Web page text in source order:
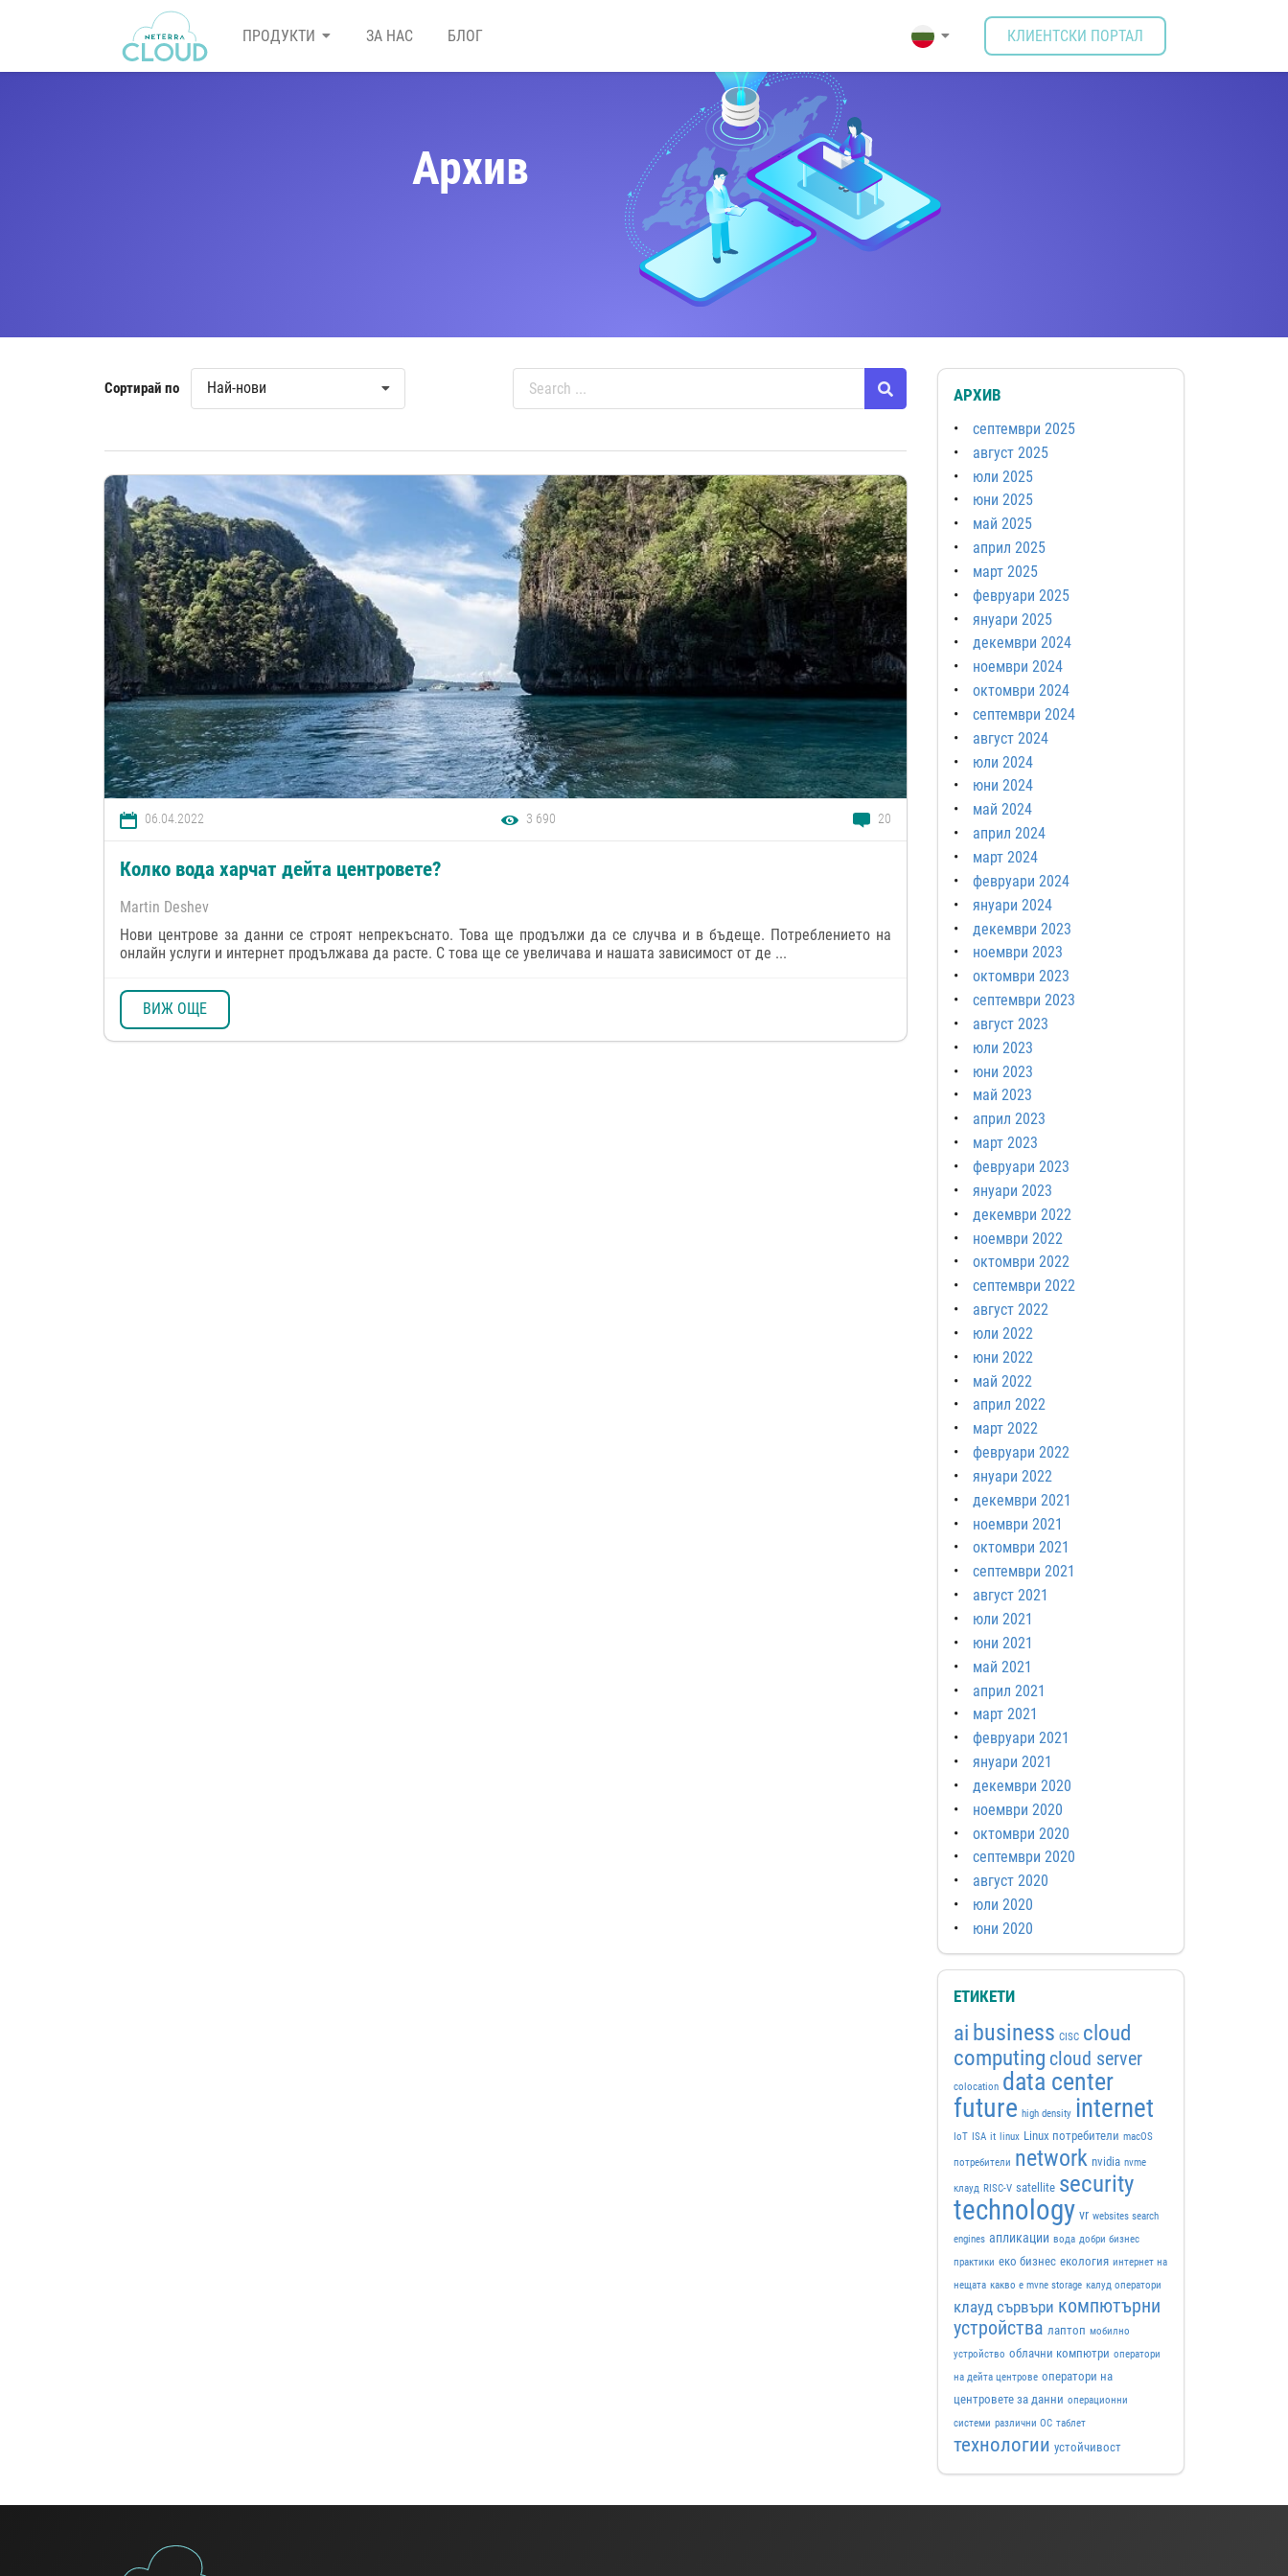
ПРОДУКТИ ЗА НАС БЛОГ КЛИЕНТСКИ ПОРТАЛ
Архив
Сортирай по Най-нови
06.04.2022 3 690 20
Колко вода харчат дейта центровете?
Martin Deshev
Нови центрове за данни се строят непрекъснато. Това ще продължи да се случва и в бъдеще. Потреблението на
онлайн услуги и интернет продължава да расте. С това ще се увеличава и нашата зависимост от де ...
ВИЖ ОЩЕ
АРХИВ
септември 2025
август 2025
юли 2025
юни 2025
май 2025
април 2025
март 2025
февруари 2025
януари 2025
декември 2024
ноември 2024
октомври 2024
септември 2024
август 2024
юли 2024
юни 2024
май 2024
април 2024
март 2024
февруари 2024
януари 2024
декември 2023
ноември 2023
октомври 2023
септември 2023
август 2023
юли 2023
юни 2023
май 2023
април 2023
март 2023
февруари 2023
януари 2023
декември 2022
ноември 2022
октомври 2022
септември 2022
август 2022
юли 2022
юни 2022
май 2022
април 2022
март 2022
февруари 2022
януари 2022
декември 2021
ноември 2021
октомври 2021
септември 2021
август 2021
юли 2021
юни 2021
май 2021
април 2021
март 2021
февруари 2021
януари 2021
декември 2020
ноември 2020
октомври 2020
септември 2020
август 2020
юли 2020
юни 2020
ЕТИКЕТИ
ai business CISC cloud
computing cloud server
colocation data center
future high density internet
IoT ISA it linux Linux потребители macOS
потребители network nvidia nvme
клауд RISC-V satellite security
technology vr websites search
engines апликации вода добри бизнес
практики еко бизнес екология интернет на
нещата какво е mvne storage калуд оператори
клауд сървъри компютърни
устройства лаптоп мобилно
устройство облачни компютри оператори
на дейта центрове оператори на
центровете за данни операционни
системи различни ОС таблет
технологии устойчивост